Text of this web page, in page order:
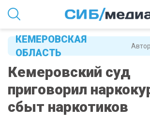
КЕМЕРОВСКАЯ
ОБЛАСТЬ
Кемеровский суд
приговорил
сбыт наркотиков